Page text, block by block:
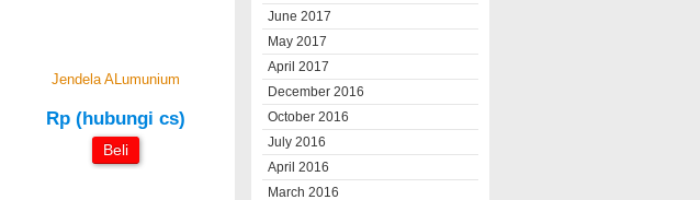
Jendela ALumunium
Rp (hubungi cs)
Beli
June 2017
May 2017
April 2017
December 2016
October 2016
July 2016
April 2016
March 2016